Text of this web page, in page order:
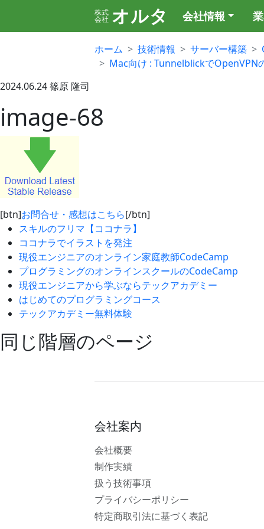
株式
会社 オルタ 会社情報
ホーム 技術情報 サーバー構築
Mac向け : TunnelblickでOpenVPN
2024.06.24篠原 隆司
image-68
[btn]お問合せ・感想はこちら[/btn]
スキルのフリマ【ココナラ】
ココナラでイラストを発注
現役エンジニアのオンライン家庭教師CodeCamp
プログラミングのオンラインスクールのCodeCamp
現役エンジニアから学ぶならテックアカデミー
はじめてのプログラミングコース
テックアカデミー無料体験
同じ階層のページ
会社案内
会社概要
制作実績
扱う技術事項
プライバシーポリシー
特定商取引法に基づく表記